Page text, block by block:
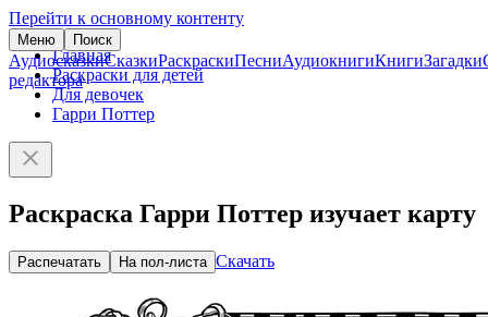
Перейти к основному контенту
Меню Поиск
АудиосказкиСказкиРаскраскиПесниАудиокнигиКнигиЗагадки
редактора
Главная
Раскраски для детей
Для девочек
Гарри Поттер
Раскраска Гарри Поттер изучает карту
Распечатать На пол-листа Скачать